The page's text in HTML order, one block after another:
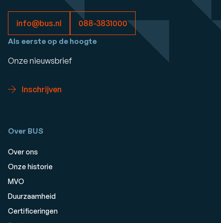
info@bus.nl 088-3831000
Als eerste op de hoogte
Onze nieuwsbrief
Inschrijven
Over BUS
Over ons
Onze historie
MVO
Duurzaamheid
Certificeringen